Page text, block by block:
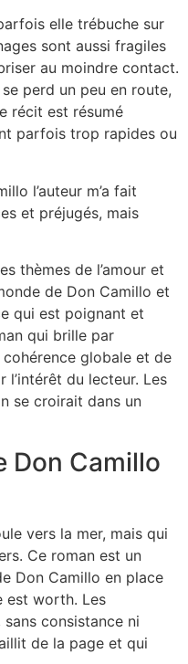
elle trébuche sur
sont aussi fragiles
au moindre contact.
perd un peu en route,
récit est résumé
parfois trop rapides ou
l’auteur m’a fait
et préjugés, mais
thèmes de l’amour et
de Don Camillo et
qui est poignant et
qui brille par
globale et de
du lecteur. Les
se croirait dans un
Don Camillo
vers la mer, mais qui
Ce roman est un
Don Camillo en place
est worth. Les
consistance ni
de la page et qui